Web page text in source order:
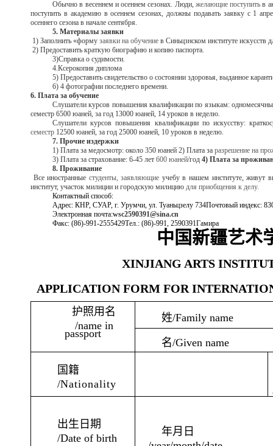
Обычно в весеннем и осеннем сезонах. Люди, желающие поступить в
поступить в академию в осеннем сезонах, должны подавать заявку с 1
осеннего сезона в начале сентября.
5. Материалы заявки
1) Заполнить «форму заявки на обучение в Синьцзнском институте искусств
2) Предоставить краткую биографию и копию паспорта.
3)Справка о судимости.
4.Ксерокопия диплома
5) Предоставить свидетельство о состоянии здоровья, выданное
6) 4 фотографии последнего времени.
6. Плата за обучение
Слушатели курсов повышения квалификации по языкам:
семестр 6500 юаней, за год 13000 юаней, 14 уроков в неделю.
Слушатели курсов повышения квалификации по искусству:
семестр 12500 юаней, за год 25000 юаней, 10 уроков в неделю.
7. Прочие издержки
1) Плата за медосмотр: около 350 юаней 2) Плата за разрешение на
3) Плата за страхование: 6-45 лет 600 юаней/год 4) Плата за
8. Проживание
Все иностранные студенты, заявляющие учебу в нашем институте, живут
институт, участок милиции и городскую милицию для приобщения к делу.
Контактный способ:
Адрес: КНР, СУАР, г. Урумчи, ул. Туаньцзелу 734Почтовый индекс:
Электронная почта:wsc2590391@sina.cn
Факс: (86)-991-2555429Тел.: (86)-991, 2590391Гамира
中国新疆艺术
XINJIANG ARTS
APPLICATION FORM FOR
护照用名
/name in
passport
姓/Family name
名/Given name
国籍
/Nationality
出生日期
/Date of birth
年月日